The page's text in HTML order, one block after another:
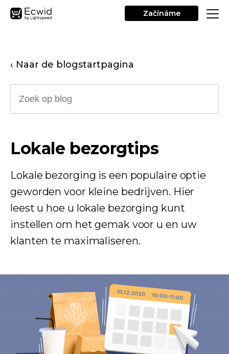
Začínáme
‹ Naar de blogstartpagina
Lokale bezorgtips
Lokale bezorging is een populaire optie
geworden voor kleine bedrijven. Hier
leest u hoe u lokale bezorging kunt
instellen om het gemak voor u en uw
klanten te maximaliseren.